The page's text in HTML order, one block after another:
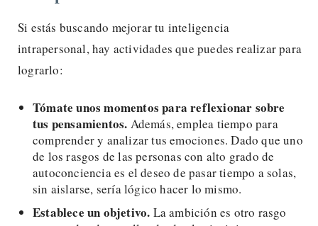
Si estás buscando mejorar tu inteligencia
intrapersonal, hay actividades que puedes realizar para
lograrlo:
Tómate unos momentos para reflexionar sobre
tus pensamientos. Además, emplea tiempo para
comprender y analizar tus emociones. Dado que uno
de los rasgos de las personas con alto grado de
autoconciencia es el deseo de pasar tiempo a solas,
sin aislarse, sería lógico hacer lo mismo.
Establece un objetivo. La ambición es otro rasgo